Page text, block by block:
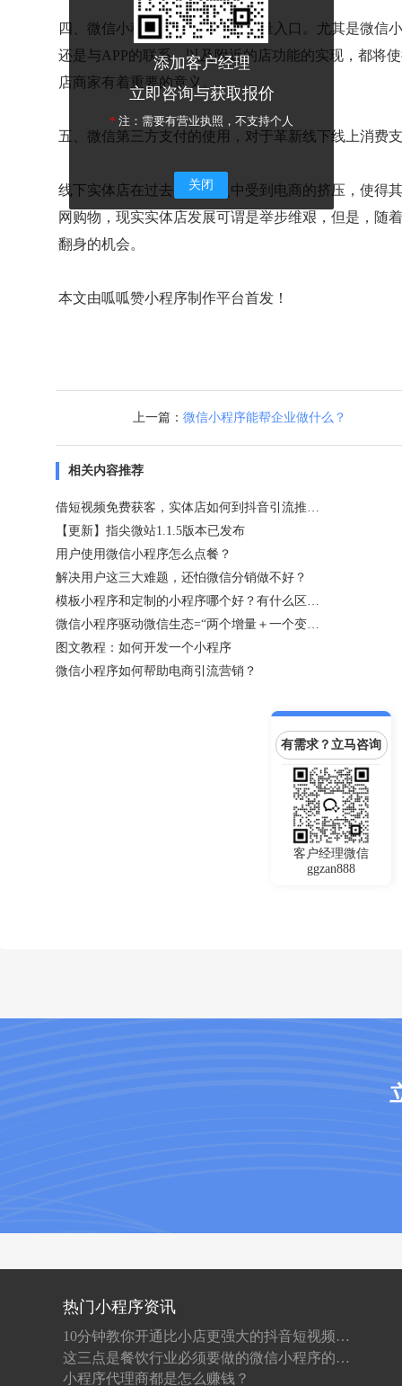
四、微信小程序是新渠道、新流量入口。 尤其是微信
还是与APP的联系，以及附近的店功能的实现，都将
店商家有着重要的意义。
五、微信第三方支付的使用， 对于革新线下线上消费
线下实体店在过去的几年之中受到电商的挤压，使得
网购物，现实实体店发展可谓是举步维艰，但是，随
翻身的机会。
本文由呱呱赞小程序制作平台首发！
上一篇： 微信小程序能帮企业做什么？
相关内容推荐
借短视频免费获客，实体店如何到抖音引流推广？
【更新】指尖微站1.1.5版本已发布
用户使用微信小程序怎么点餐？
解决用户这三大难题，还怕微信分销做不好？
模板小程序和定制的小程序哪个好？有什么区别？
微信小程序驱动微信生态=“两个增量＋一个变化”
图文教程：如何开发一个小程序
微信小程序如何帮助电商引流营销？
有需求？立马咨询
客户经理微信
ggzan888
添加客户经理
立即咨询与获取报价
* 注：需要有营业执照，不支持个人
关闭
热门小程序资讯
10分钟教你开通比小店更强大的抖音短视频店铺！
这三点是餐饮行业必须要做的微信小程序的原因！
小程序代理商都是怎么赚钱？